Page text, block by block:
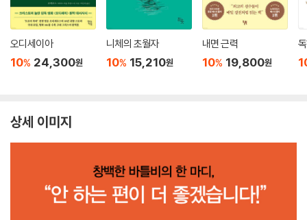
오디세이아
10% 24,300원
니체의 초월자
10% 15,210원
내면 근력
10% 19,800원
상세 이미지